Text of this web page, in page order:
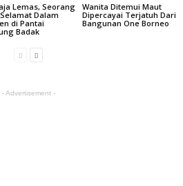
Lemas, Seorang
Dalam
di Pantai
Badak
Wanita Ditemui Maut
Dipercayai Terjatuh Dari
Bangunan One Borneo
- Advertisement -